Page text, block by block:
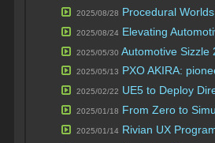
2025/08/28 Procedural
2025/08/24 Elevating
2025/05/30 Automotive Sizzle
2025/05/13 PXO AKIRA:
2025/02/22 UE5 to Deploy
2025/01/18 From Zero to
2025/01/14 Rivian UX